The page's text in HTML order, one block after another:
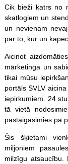
Cik bieži katrs no
skatlogiem un
un nevienam
par to, kur un
Aicinot
mārketinga un
tikai mūsu
portāls SVLV
iepirkumiem. 24
tā vietā
pastaigāsimies pa
Šis šķietami
miljoniem
milzīgu atsaucību.